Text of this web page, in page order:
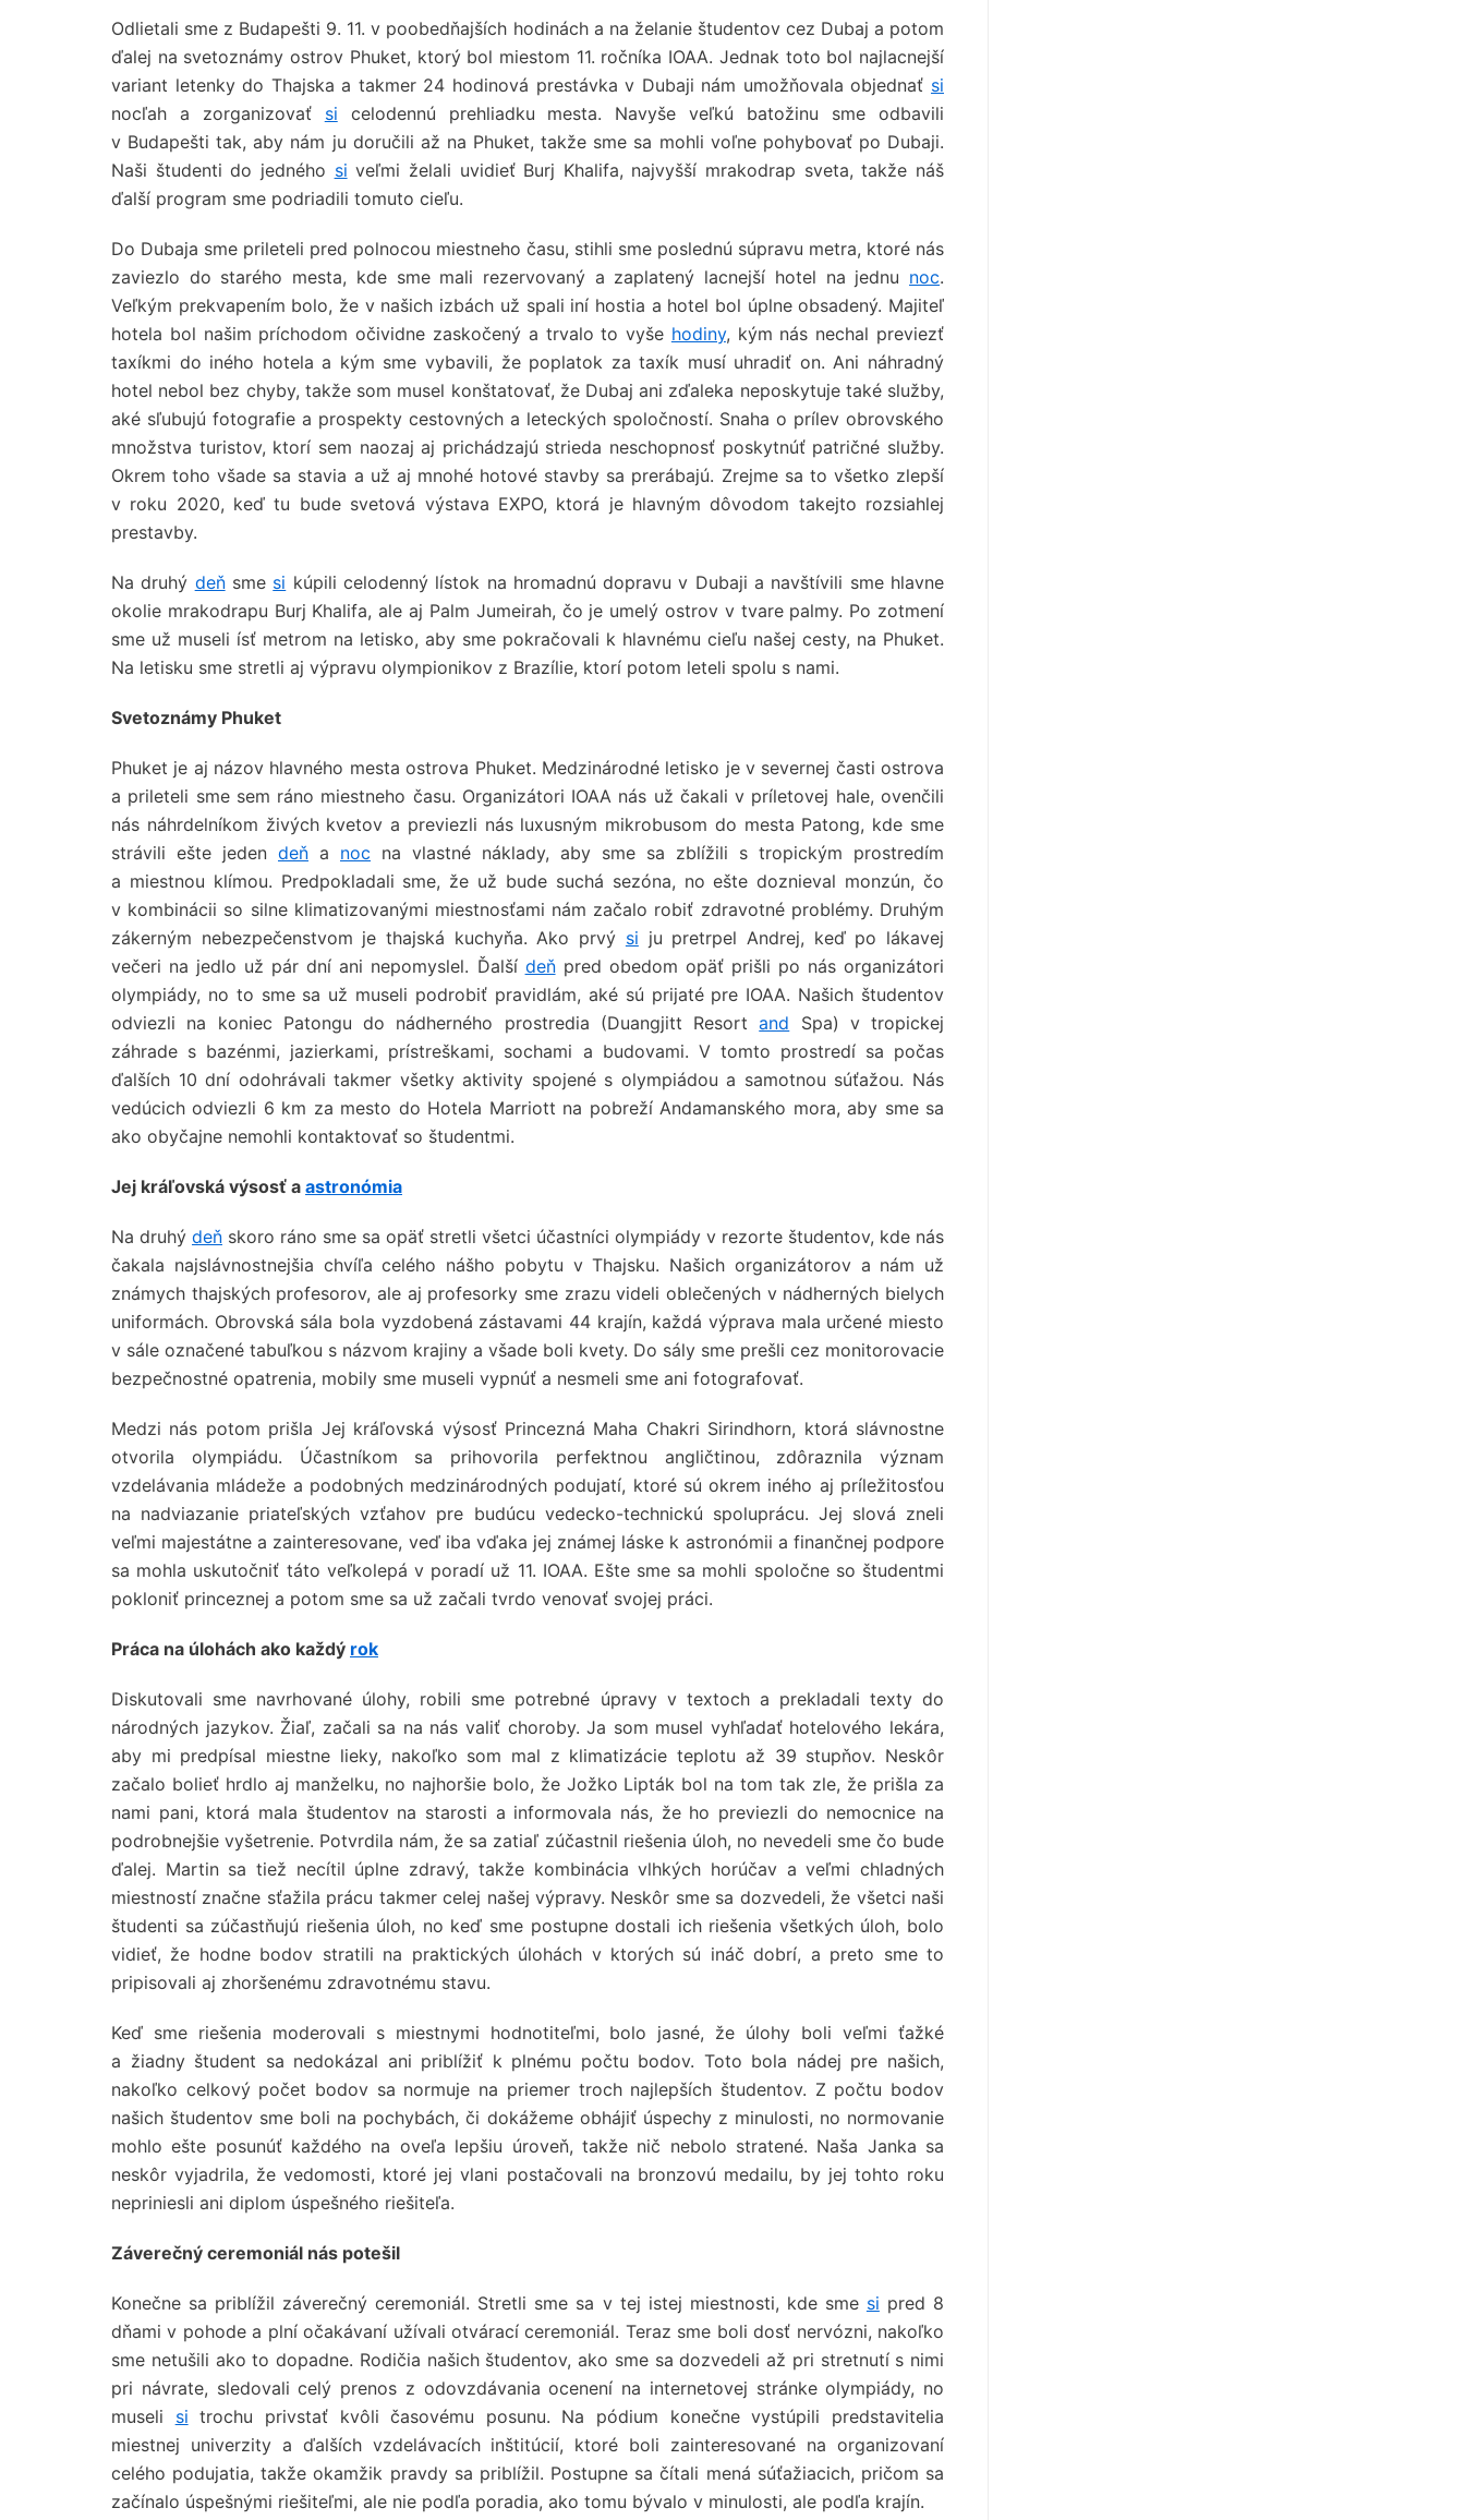
Odlietali sme z Budapešti 9. 11. v poobedňajších hodinách a na želanie študentov cez Dubaj a potom
ďalej na svetoznámy ostrov Phuket, ktorý bol miestom 11. ročníka IOAA. Jednak toto bol najlacnejší
variant letenky do Thajska a takmer 24 hodinová prestávka v Dubaji nám umožňovala objednať si
nocľah a zorganizovať si celodennú prehliadku mesta. Navyše veľkú batožinu sme odbavili
v Budapešti tak, aby nám ju doručili až na Phuket, takže sme sa mohli voľne pohybovať po Dubaji.
Naši študenti do jedného si veľmi želali uvidieť Burj Khalifa, najvyšší mrakodrap sveta, takže náš
ďalší program sme podriadili tomuto cieľu.
Do Dubaja sme prileteli pred polnocou miestneho času, stihli sme poslednú súpravu metra, ktoré nás
zaviezlo do starého mesta, kde sme mali rezervovaný a zaplatený lacnejší hotel na jednu noc.
Veľkým prekvapením bolo, že v našich izbách už spali iní hostia a hotel bol úplne obsadený. Majiteľ
hotela bol našim príchodom očividne zaskočený a trvalo to vyše hodiny, kým nás nechal previezť
taxíkmi do iného hotela a kým sme vybavili, že poplatok za taxík musí uhradiť on. Ani náhradný
hotel nebol bez chyby, takže som musel konštatovať, že Dubaj ani zďaleka neposkytuje také služby,
aké sľubujú fotografie a prospekty cestovných a leteckých spoločností. Snaha o prílev obrovského
množstva turistov, ktorí sem naozaj aj prichádzajú strieda neschopnosť poskytnúť patričné služby.
Okrem toho všade sa stavia a už aj mnohé hotové stavby sa prerábajú. Zrejme sa to všetko zlepší
v roku 2020, keď tu bude svetová výstava EXPO, ktorá je hlavným dôvodom takejto rozsiahlej
prestavby.
Na druhý deňsme si kúpili celodenný lístok na hromadnú dopravu v Dubaji a navštívili sme hlavne
okolie mrakodrapu Burj Khalifa, ale aj Palm Jumeirah, čo je umelý ostrov v tvare palmy. Po zotmení
sme už museli ísť metrom na letisko, aby sme pokračovali k hlavnému cieľu našej cesty, na Phuket.
Na letisku sme stretli aj výpravu olympionikov z Brazílie, ktorí potom leteli spolu s nami.
Svetoznámy Phuket
Phuket je aj názov hlavného mesta ostrova Phuket. Medzinárodné letisko je v severnej časti ostrova
a prileteli sme sem ráno miestneho času. Organizátori IOAA nás už čakali v príletovej hale, ovenčili
nás náhrdelníkom živých kvetov a previezli nás luxusným mikrobusom do mesta Patong, kde sme
strávili ešte jeden deň a noc na vlastné náklady, aby sme sa zblížili s tropickým prostredím
a miestnou klímou. Predpokladali sme, že už bude suchá sezóna, no ešte doznieval monzún, čo
v kombinácii so silne klimatizovanými miestnosťami nám začalo robiť zdravotné problémy. Druhým
zákerným nebezpečenstvom je thajská kuchyňa. Ako prvý si ju pretrpel Andrej, keď po lákavej
večeri na jedlo už pár dní ani nepomyslel. Ďalší deňpred obedom opäť prišli po nás organizátori
olympiády, no to sme sa už museli podrobiť pravidlám, aké sú prijaté pre IOAA. Našich študentov
odviezli na koniec Patongu do nádherného prostredia (Duangjitt Resortand Spa) v tropickej
záhrade s bazénmi, jazierkami, prístreškami, sochami a budovami. V tomto prostredí sa počas
ďalších 10 dní odohrávali takmer všetky aktivity spojené s olympiádou a samotnou súťažou. Nás
vedúcich odviezli 6 km za mesto do Hotela Marriott na pobreží Andamanského mora, aby sme sa
ako obyčajne nemohli kontaktovať so študentmi.
Jej kráľovská výsosť a astronómia
Na druhý deň skoro ráno sme sa opäť stretli všetci účastníci olympiády v rezorte študentov, kde nás
čakala najslávnostnejšia chvíľa celého nášho pobytu v Thajsku. Našich organizátorov a nám už
známych thajských profesorov, ale aj profesorky sme zrazu videli oblečených v nádherných bielych
uniformách. Obrovská sála bola vyzdobená zástavami 44 krajín, každá výprava mala určené miesto
v sále označené tabuľkou s názvom krajiny a všade boli kvety. Do sály sme prešli cez monitorovacie
bezpečnostné opatrenia, mobily sme museli vypnúť a nesmeli sme ani fotografovať.
Medzi nás potom prišla Jej kráľovská výsosť Princezná Maha Chakri Sirindhorn, ktorá slávnostne
otvorila olympiádu. Účastníkom sa prihovorila perfektnou angličtinou, zdôraznila význam
vzdelávania mládeže a podobných medzinárodných podujatí, ktoré sú okrem iného aj príležitosťou
na nadviazanie priateľských vzťahov pre budúcu vedecko-technickú spoluprácu. Jej slová zneli
veľmi majestátne a zainteresovane, veď iba vďaka jej známej láske k astronómii a finančnej podpore
sa mohla uskutočniť táto veľkolepá v poradí už 11. IOAA. Ešte sme sa mohli spoločne so študentmi
pokloniť princeznej a potom sme sa už začali tvrdo venovať svojej práci.
Práca na úlohách ako každý rok
Diskutovali sme navrhované úlohy, robili sme potrebné úpravy v textoch a prekladali texty do
národných jazykov. Žiaľ, začali sa na nás valiť choroby. Ja som musel vyhľadať hotelového lekára,
aby mi predpísal miestne lieky, nakoľko som mal z klimatizácie teplotu až 39 stupňov. Neskôr
začalo bolieť hrdlo aj manželku, no najhoršie bolo, že Jožko Lipták bol na tom tak zle, že prišla za
nami pani, ktorá mala študentov na starosti a informovala nás, že ho previezli do nemocnice na
podrobnejšie vyšetrenie. Potvrdila nám, že sa zatiaľ zúčastnil riešenia úloh, no nevedeli sme čo bude
ďalej. Martin sa tiež necítil úplne zdravý, takže kombinácia vlhkých horúčav a veľmi chladných
miestností značne sťažila prácu takmer celej našej výpravy. Neskôr sme sa dozvedeli, že všetci naši
študenti sa zúčastňujú riešenia úloh, no keď sme postupne dostali ich riešenia všetkých úloh, bolo
vidieť, že hodne bodov stratili na praktických úlohách v ktorých sú ináč dobrí, a preto sme to
pripisovali aj zhoršenému zdravotnému stavu.
Keď sme riešenia moderovali s miestnymi hodnotiteľmi, bolo jasné, že úlohy boli veľmi ťažké
a žiadny študent sa nedokázal ani priblížiť k plnému počtu bodov. Toto bola nádej pre našich,
nakoľko celkový počet bodov sa normuje na priemer troch najlepších študentov. Z počtu bodov
našich študentov sme boli na pochybách, či dokážeme obhájiť úspechy z minulosti, no normovanie
mohlo ešte posunúť každého na oveľa lepšiu úroveň, takže nič nebolo stratené. Naša Janka sa
neskôr vyjadrila, že vedomosti, ktoré jej vlani postačovali na bronzovú medailu, by jej tohto roku
nepriniesli ani diplom úspešného riešiteľa.
Záverečný ceremoniál nás potešil
Konečne sa priblížil záverečný ceremoniál. Stretli sme sa v tej istej miestnosti, kde sme si pred 8
dňami v pohode a plní očakávaní užívali otvárací ceremoniál. Teraz sme boli dosť nervózni, nakoľko
sme netušili ako to dopadne. Rodičia našich študentov, ako sme sa dozvedeli až pri stretnutí s nimi
pri návrate, sledovali celý prenos z odovzdávania ocenení na internetovej stránke olympiády, no
museli si trochu privstať kvôli časovému posunu. Na pódium konečne vystúpili predstavitelia
miestnej univerzity a ďalších vzdelávacích inštitúcií, ktoré boli zainteresované na organizovaní
celého podujatia, takže okamžik pravdy sa priblížil. Postupne sa čítali mená súťažiacich, pričom sa
začínalo úspešnými riešiteľmi, ale nie podľa poradia, ako tomu bývalo v minulosti, ale podľa krajín.